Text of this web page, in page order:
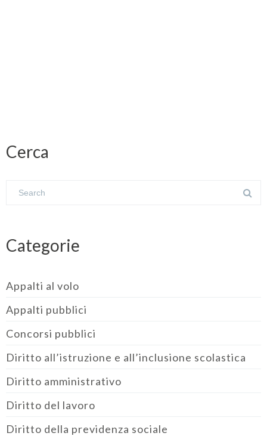
Cerca
Categorie
Appalti al volo
Appalti pubblici
Concorsi pubblici
Diritto all’istruzione e all’inclusione scolastica
Diritto amministrativo
Diritto del lavoro
Diritto della previdenza sociale